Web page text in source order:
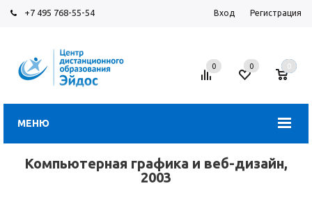
+7 495 768-55-54 Вход Регистрация
МЕНЮ
0 0 0
Компьютерная графика и веб-дизайн,
2003